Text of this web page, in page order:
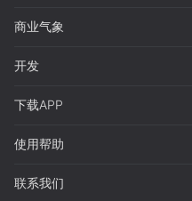
商业气象
开发
下载APP
使用帮助
联系我们